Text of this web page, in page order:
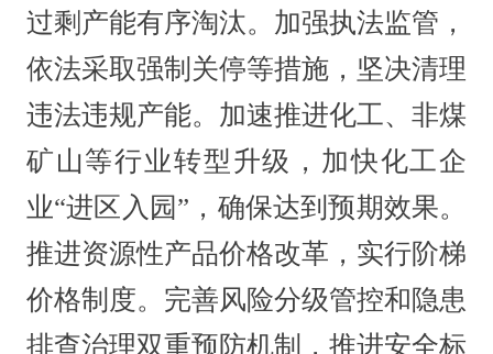
过剩产能有序淘汰。加强执法监管，
依法采取强制关停等措施，坚决清理
违法违规产能。加速推进化工、非煤
矿山等行业转型升级，加快化工企
业“进区入园”，确保达到预期效果。
推进资源性产品价格改革，实行阶梯
价格制度。完善风险分级管控和隐患
排查治理双重预防机制，推进安全标